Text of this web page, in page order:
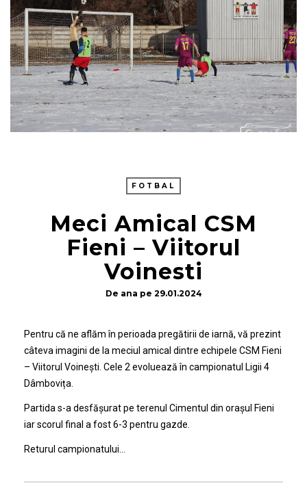
FOTBAL
Meci Amical CSM
Fieni – Viitorul
Voinesti
De ana pe 29.01.2024
Pentru că ne aflăm în perioada pregătirii de iarnă, vă prezint
câteva imagini de la meciul amical dintre echipele CSM Fieni
– Viitorul Voinești. Cele 2 evoluează în campionatul Ligii 4
Dâmbovița.
Partida s-a desfășurat pe terenul Cimentul din orașul Fieni
iar scorul final a fost 6-3 pentru gazde.
Returul campionatului…